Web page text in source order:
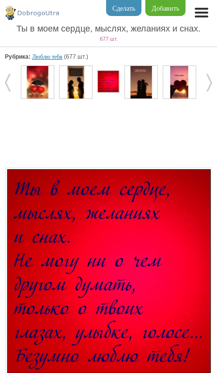
Добавить
Сделать
Ты в моем сердце, мыслях, желаниях и снах.
677 шт.
Рубрика: Люблю тебя (677 шт.)